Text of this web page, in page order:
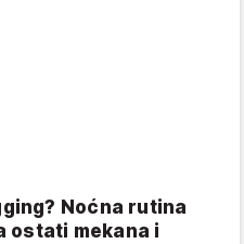
Noćna rutina
ostati mekana i